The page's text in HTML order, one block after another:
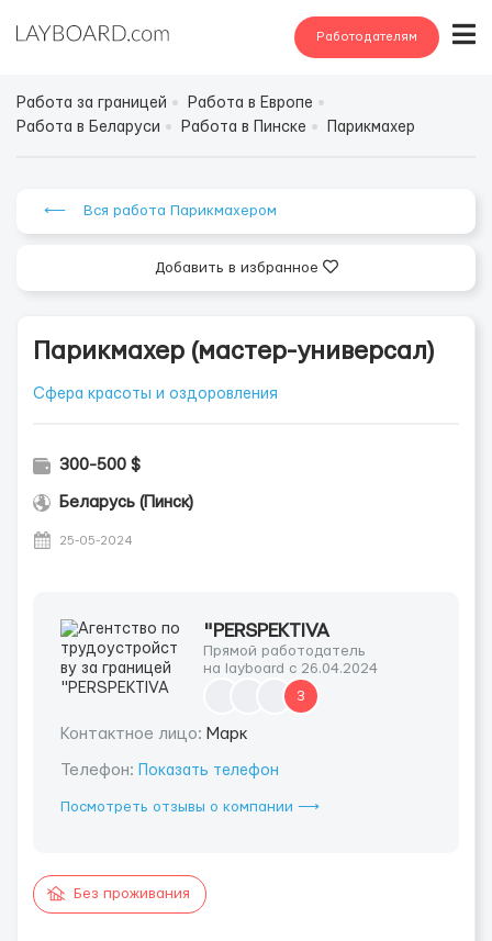
Работодателям
Работа за границей
Работа в Европе
Работа в Беларуси
Работа в Пинске Парикмахер
⟵ Вся работа Парикмахером
Добавить в избранное
Парикмахер (мастер-универсал)
Сфера красоты и оздоровления
300-500 $
Беларусь (Пинск)
25-05-2024
"PERSPEKTIVA
Прямой работодатель
на layboard с 26.04.2024
3
Контактное лицо: Марк
Телефон: Показать телефон
Посмотреть отзывы о компании ⟶
Без проживания